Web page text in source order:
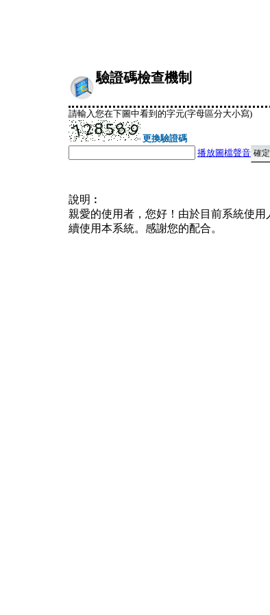
驗證碼檢查機制
請輸入您在下圖中看到的字元(字母區分大小寫)
更換驗證碼
播放圖檔聲音
說明︰
親愛的使用者，您好！由於目前系統使
續使用本系統。感謝您的配合。